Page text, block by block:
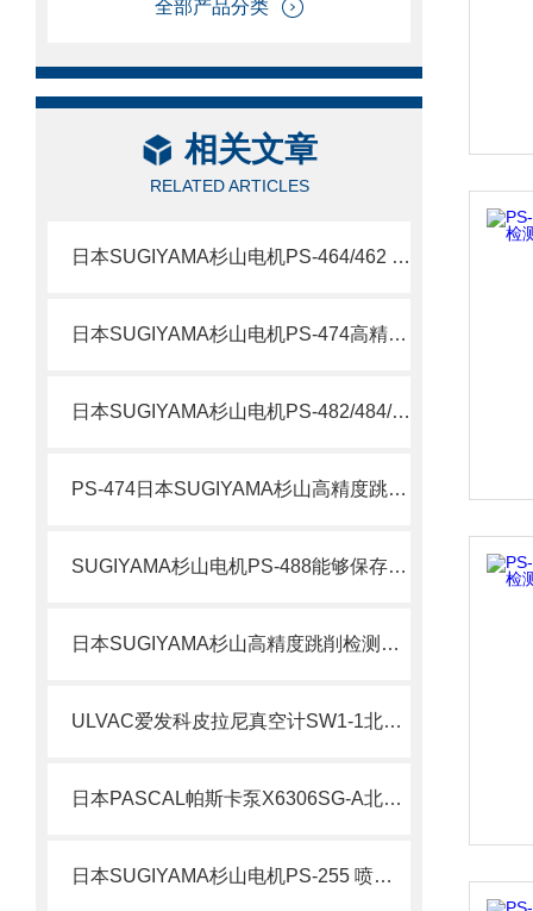
全部产品分类
相关文章
RELATED ARTICLES
日本SUGIYAMA杉山电机PS-464/462 高分率模高检测仪北崎热卖
日本SUGIYAMA杉山电机PS-474高精度跳削检测仪北崎热卖
日本SUGIYAMA杉山电机PS-482/484/488 高精度跳削检测仪北崎热卖
PS-474日本SUGIYAMA杉山高精度跳削检测仪AMSTAD
SUGIYAMA杉山电机PS-488能够保存最多 1000 个异常履历高精度跳削检测仪
日本SUGIYAMA杉山高精度跳削检测仪PS-482
ULVAC爱发科皮拉尼真空计SW1-1北崎有售
日本PASCAL帕斯卡泵X6306SG-A北崎热卖
日本SUGIYAMA杉山电机PS-255 喷雾式涂油装置北崎热卖